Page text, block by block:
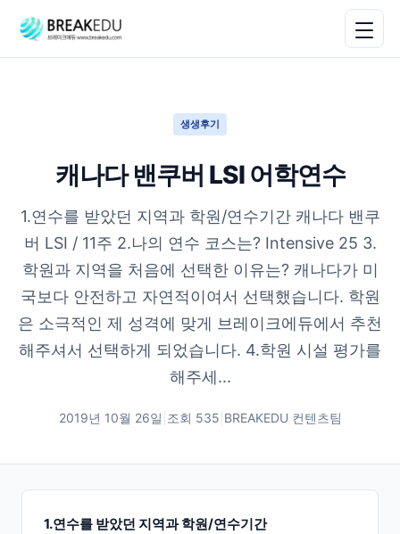
생생후기
캐나다 밴쿠버 LSI 어학연수
1.연수를 받았던 지역과 학원/연수기간 캐나다 밴쿠
버 LSI / 11주 2.나의 연수 코스는? Intensive 25 3.
학원과 지역을 처음에 선택한 이유는? 캐나다가 미
국보다 안전하고 자연적이여서 선택했습니다. 학원
은 소극적인 제 성격에 맞게 브레이크에듀에서 추천
해주셔서 선택하게 되었습니다. 4.학원 시설 평가를
해주세...
2019년 10월 26일 조회 535 BREAKEDU 컨텐츠팀
1.연수를 받았던 지역과 학원/연수기간